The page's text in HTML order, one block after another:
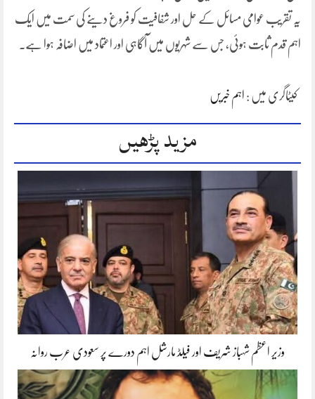
یہ تقریب عوامی مسائل کے حل اور شفافیت کو فروغ دینے کی سمت میں ایک
اہم قدم ثابت ہوئی، جس سے شہریوں میں آگاہی اور اعتماد میں اضافہ ہوا ہے۔
کیٹاگری میں : اہم خبریں
مزید پڑھیں
وزیر اعظم شہباز شریف اور فیلڈ مارشل اہم دورے پر سعودی عرب روانہ